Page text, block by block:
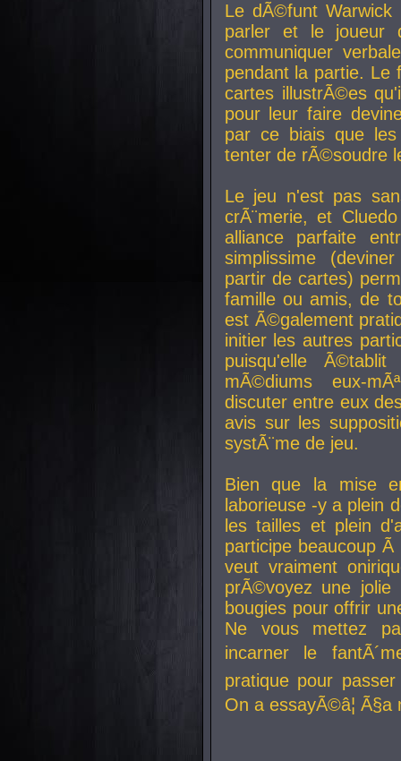
Le dÃ©funt Warwick
parler et le joueur
communiquer
pendant la partie. Le
cartes illustrÃ©es
pour leur faire
par ce biais que
tenter de rÃ©soudre
Le jeu n'est pas
crÃ¨merie, et
alliance parfaite
simplissime
partir de cartes)
famille ou amis, de
est Ã©galement
initier les autres
puisqu'elle
mÃ©diums eux-
discuter entre eux
avis sur les
systÃ¨me de jeu.
Bien que la mise
laborieuse -y a plein
les tailles et plein
participe beaucoup
veut vraiment
prÃ©voyez une
bougies pour offrir
Ne vous mettez
incarner le
pratique pour
On a essayÃ©â¦